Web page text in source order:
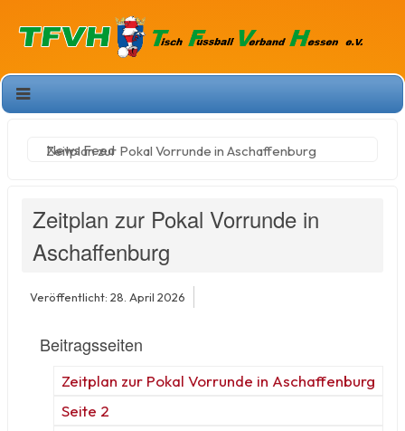
News Feed
Zeitplan zur Pokal Vorrunde in Aschaffenburg
Zeitplan zur Pokal Vorrunde in
Aschaffenburg
Veröffentlicht: 28. April 2026
Beitragsseiten
Zeitplan zur Pokal Vorrunde in Aschaffenburg
Seite 2